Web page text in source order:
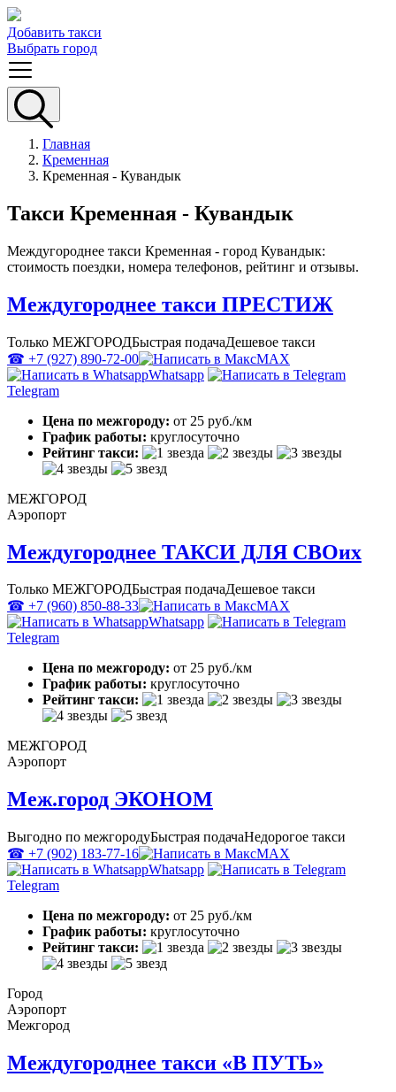
Добавить такси
Выбрать город
Главная
Кременная
Кременная - Кувандык
Такси Кременная - Кувандык
Междугороднее такси Кременная - город Кувандык:
стоимость поездки, номера телефонов, рейтинг и отзывы.
Междугороднее такси ПРЕСТИЖ
Только МЕЖГОРОДБыстрая подачаДешевое такси
☎ +7 (927) 890-72-00
MAX
Whatsapp
Telegram
Цена по межгороду: от 25 руб./км
График работы: круглосуточно
Рейтинг такси:
МЕЖГОРОД
Аэропорт
Междугороднее ТАКСИ ДЛЯ СВОих
Только МЕЖГОРОДБыстрая подачаДешевое такси
☎ +7 (960) 850-88-33
MAX
Whatsapp
Telegram
Цена по межгороду: от 25 руб./км
График работы: круглосуточно
Рейтинг такси:
МЕЖГОРОД
Аэропорт
Меж.город ЭКОНОМ
Выгодно по межгородуБыстрая подачаНедорогое такси
☎ +7 (902) 183-77-16
MAX
Whatsapp
Telegram
Цена по межгороду: от 25 руб./км
График работы: круглосуточно
Рейтинг такси:
Город
Аэропорт
Межгород
Междугороднее такси «В ПУТЬ»